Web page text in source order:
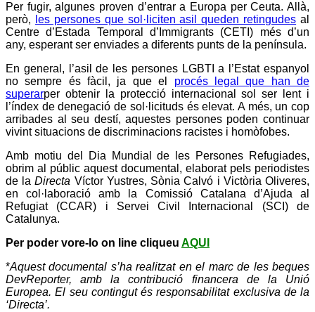
Per fugir, algunes proven d’entrar a Europa per Ceuta. Allà,
però,
les persones que sol·liciten asil queden retingudes al
Centre d’Estada Temporal d’Immigrants (CETI) més d’un
any, esperant ser enviades a diferents punts de la península.
En general, l’asil de les persones LGBTI a l’Estat espanyol
no sempre és fàcil, ja que el procés legal que han de
superarper obtenir la protecció internacional sol ser lent i
l’índex de denegació de sol·licituds és elevat. A més, un cop
arribades al seu destí, aquestes persones poden continuar
vivint situacions de discriminacions racistes i homòfobes.
Amb motiu del Dia Mundial de les Persones Refugiades,
obrim al públic aquest documental, elaborat pels periodistes
de laDirecta Víctor Yustres, SòniaCalvó i Victòria Oliveres,
en col·laboració amb la Comissió Catalana d’Ajuda al
Refugiat (CCAR) i Servei Civil Internacional (SCI ) de
Catalunya.
Per poder vore-lo on line cliqueu AQUI
*Aquest documental s’ha realitzat en el marc de les beques
DevReporter, amb la contribució financera de la Unió
Europea. El seu contingut és responsabilitat exclusiva de la
‘Directa’.